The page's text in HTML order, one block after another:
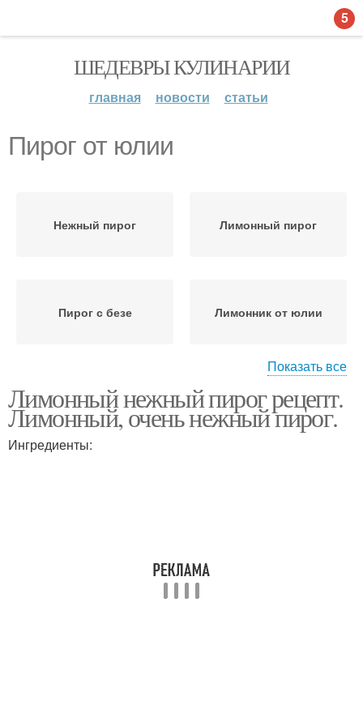
ШЕДЕВРЫ КУЛИНАРИИ
главная новости статьи
Пирог от юлии
Нежный пирог Лимонный пирог
Пирог с безе Лимонник от юлии
Тертый пирог Пирог в мультиварке
Пирог из дрожжевого
Показать все
Лимонный нежный пирог рецепт.
Лимонный, очень нежный пирог.
Ингредиенты:
5